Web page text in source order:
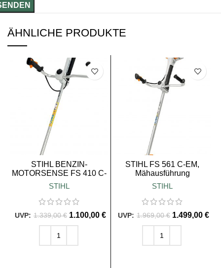
ÄHNLICHE PRODUKTE
STIHL BENZIN-
MOTORSENSE FS 410 C-
EM K
STIHL
1.339,00€ 1.100,00 €
STIHL FS 561 C-EM,
Mähausführung
STIHL
1.969,00€ 1.499,00 €